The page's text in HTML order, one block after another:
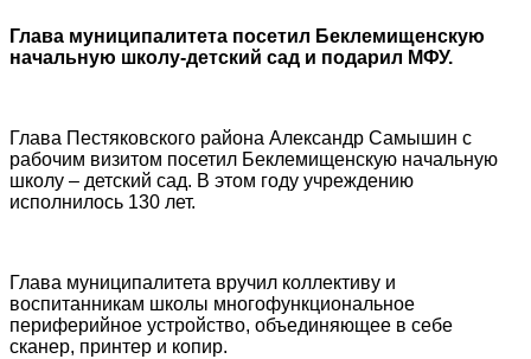
Глава муниципалитета посетил Беклемищенскую
начальную школу-детский сад и подарил МФУ.
Глава Пестяковского района Александр Самышин с
рабочим визитом посетил Беклемищенскую начальную
школу – детский сад. В этом году учреждению
исполнилось 130 лет.
Глава муниципалитета вручил коллективу и
воспитанникам школы многофункциональное
периферийное устройство, объединяющее в себе
сканер, принтер и копир.